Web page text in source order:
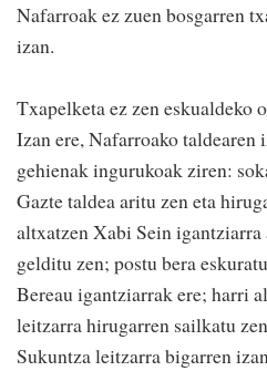
Nafarroak ez zuen bosgarren
izan.
Txapelketa ez zen eskualdeko
Izan ere, Nafarroako taldearen
gehienak ingurukoak ziren:
Gazte taldea aritu zen eta
altxatzen Xabi Sein
gelditu zen; postu bera
Bereau igantziarrak ere; harri
leitzarra hirugarren sailkatu
Sukuntza leitzarra bigarren